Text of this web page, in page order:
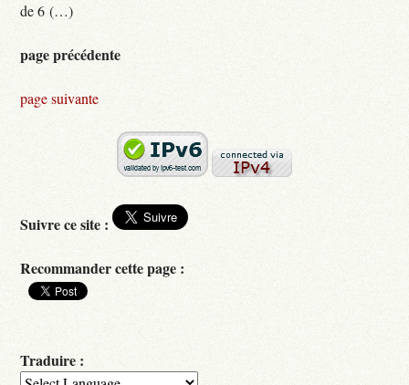
de 6 (…)
page précédente
page suivante
Suivre ce site :
Recommander cette page :
Traduire :